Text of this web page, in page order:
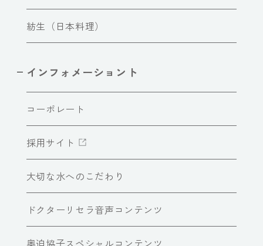
紡生（日本料理）
インフォメーショント
コーポレート
採用サイト
大切な水へのこだわり
ドクターリセラ音声コンテンツ
奥迫協子スペシャルコンテンツ